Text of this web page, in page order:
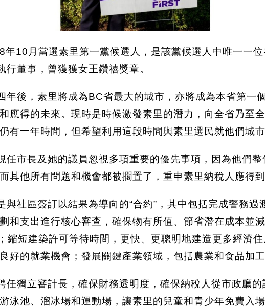
10月當選素里第一黨候選人，是該黨候選人中唯一一
董事，曾獲獲女王鑽禧獎章。
年後，素里將成為BC省最大的城市，亦將成為本省第一
應得的未來。現時是時候激發素里的潛力，向全省乃至
有一年時間，但希望利用這段時間與素里選民就他們城
任市長及她的議員忽視多項重要的優先事項，因為他們
其他所有問題和機會都被擱置了，重申素里納稅人應得到
與社區簽訂以結果為導向的“合約”，其中包括完成警務
和支出進行核心審查，確保物有所值、節省潛在成本並
縮短建築許可等待時間，更快、更聰明地建造更多經濟
好的就業機會；發展關鍵產業領域，包括農業和食品加
任獨立審計長，確保財務透明度，確保納稅人從市政廳
泳池、溜冰場和運動場，讓素里的兒童和青少年免費入